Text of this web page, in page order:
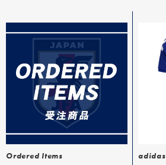
Ordered Items